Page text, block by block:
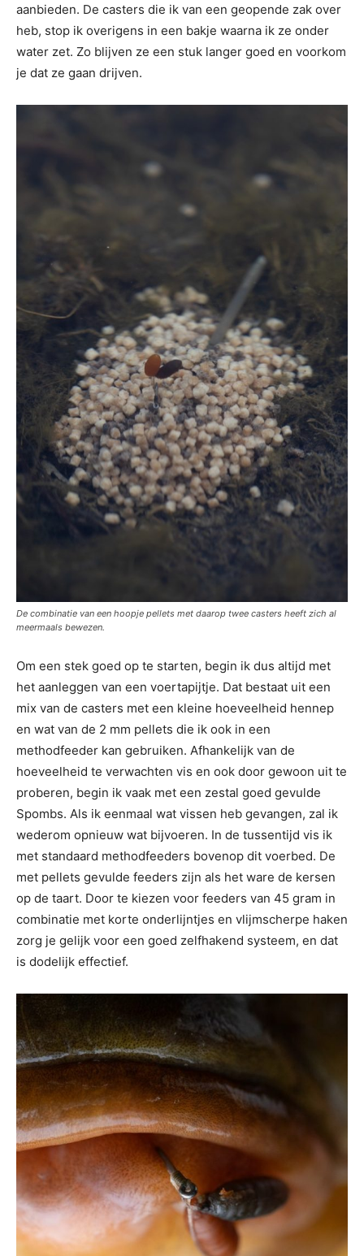
aanbieden. De casters die ik van een geopende zak over
heb, stop ik overigens in een bakje waarna ik ze onder
water zet. Zo blijven ze een stuk langer goed en voorkom
je dat ze gaan drijven.
De combinatie van een hoopje pellets met daarop twee casters heeft zich al
meermaals bewezen.
Om een stek goed op te starten, begin ik dus altijd met
het aanleggen van een voertapijtje. Dat bestaat uit een
mix van de casters met een kleine hoeveelheid hennep
en wat van de 2 mm pellets die ik ook in een
methodfeeder kan gebruiken. Afhankelijk van de
hoeveelheid te verwachten vis en ook door gewoon uit te
proberen, begin ik vaak met een zestal goed gevulde
Spombs. Als ik eenmaal wat vissen heb gevangen, zal ik
wederom opnieuw wat bijvoeren. In de tussentijd vis ik
met standaard methodfeeders bovenop dit voerbed. De
met pellets gevulde feeders zijn als het ware de kersen
op de taart. Door te kiezen voor feeders van 45 gram in
combinatie met korte onderlijntjes en vlijmscherpe haken
zorg je gelijk voor een goed zelfhakend systeem, en dat
is dodelijk effectief.